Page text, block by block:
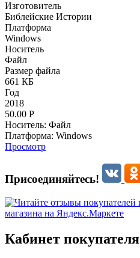
Изготовитель
Библейские Истории
Платформа
Windows
Носитель
Файл
Размер файла
661 КБ
Год
2018
50.00 Р
Носитель: Файл
Платформа: Windows
Просмотр
Присоединяйтесь!
Кабинет покупателя